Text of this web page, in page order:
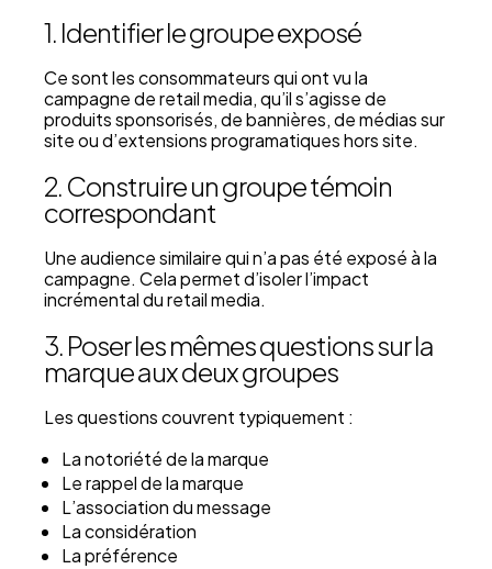
1. Identifier le groupe exposé
Ce sont les consommateurs qui ont vu la
campagne de retail media, qu’il s’agisse de
produits sponsorisés, de bannières, de médias sur
site ou d’extensions programatiques hors site.
2. Construire un groupe témoin
correspondant
Une audience similaire qui n’a pas été exposé à la
campagne. Cela permet d’isoler l’impact
incrémental du retail media.
3. Poser les mêmes questions sur la
marque aux deux groupes
Les questions couvrent typiquement :
La notoriété de la marque
Le rappel de la marque
L’association du message
La considération
La préférence